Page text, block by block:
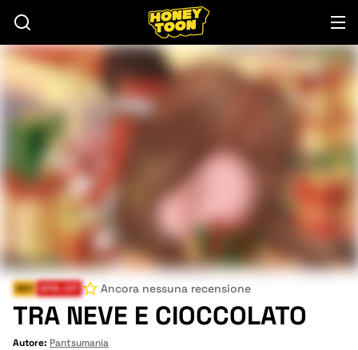
Milf SPIN-OFF Ancora nessuna recensione
TRA NEVE E CIOCCOLATO
Autore: Pantsumania